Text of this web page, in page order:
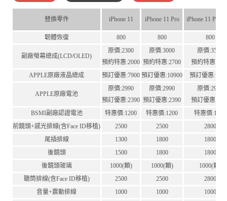
替換零件 iPhone 11 iPhone 11 Pro iPhone 11 Pro
韌體恢復 800 800 800
副廠螢幕總成(LCD/OLED)
原價:2300
預約特惠:2000
原價:3000
預約特惠:2700
原價:3500
預約特惠
APPLE原廠液晶總成
預訂優惠:7900 預訂優惠:10900 預訂優惠
APPLE原廠電池
原價:2990
預訂優惠:2390
原價:2990
預訂優惠:2390
原價:2990
預訂優惠
BSMI副廠認證電池
特惠價:1200 特惠價:1200
特惠價:1200
前鏡頭+感光排線(含Face ID移植)
2500 2500
2800
尾插排線
1300 1800
1800
後鏡頭
1500 1800
1800
後鏡頭玻璃
1000(顆) 1000(顆)
1000(顆)
聽筒排線(含Face ID移植)
2500 2500
2800
音量+震動排線
1000 1000
1000